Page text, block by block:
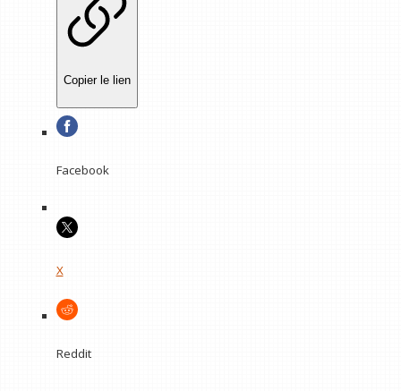
Copier le lien
Facebook
X
Reddit